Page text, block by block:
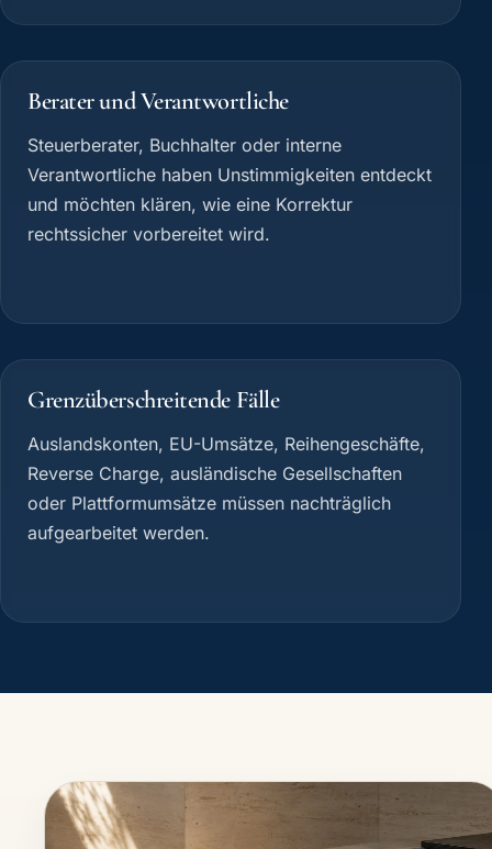
Berater und Verantwortliche
Steuerberater, Buchhalter oder interne
Verantwortliche haben Unstimmigkeiten entdeckt
und möchten klären, wie eine Korrektur
rechtssicher vorbereitet wird.
Grenzüberschreitende Fälle
Auslandskonten, EU-Umsätze, Reihengeschäfte,
Reverse Charge, ausländische Gesellschaften
oder Plattformumsätze müssen nachträglich
aufgearbeitet werden.